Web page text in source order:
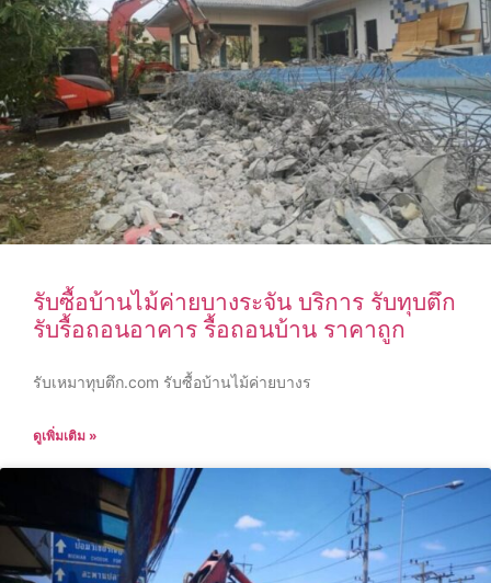
รับซื้อบ้านไม้ค่ายบางระจัน บริการ รับทุบตึก
รับรื้อถอนอาคาร รื้อถอนบ้าน ราคาถูก
รับเหมาทุบตึก.com รับซื้อบ้านไม้ค่ายบางร
ดูเพิ่มเติม »